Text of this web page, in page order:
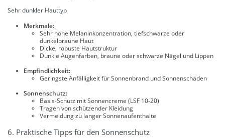
Sehr dunkler Hauttyp
Merkmale:
Sehr hohe Melaninkonzentration, tiefschwarze oder
dunkelbraune Haut
Dicke, robuste Hautstruktur
Dunkle Augenfarben, braune oder schwarze Nägel und Lippen
Empfindlichkeit:
Geringste Anfälligkeit für Sonnenbrand und Sonnenschäden
Sonnenschutz:
Basis-Schutz mit Sonnencreme (LSF 10-20)
Tragen von schützender Kleidung
Vermeidung zu langer Sonnenaufenthalte
6. Praktische Tipps für den Sonnenschutz